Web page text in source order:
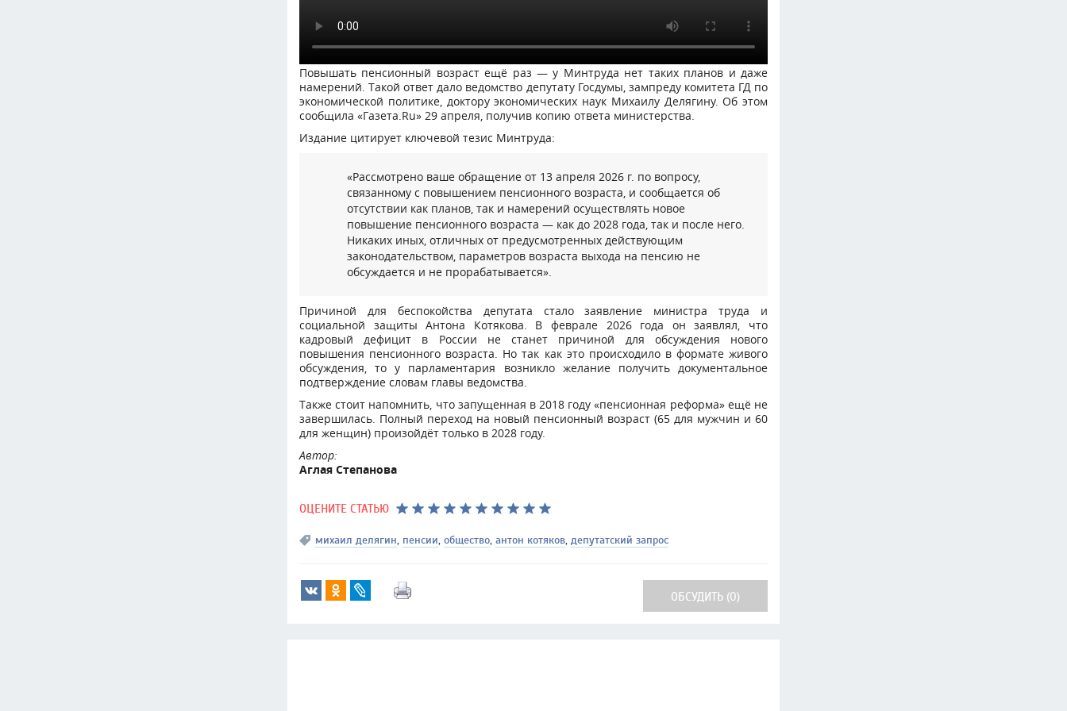
Повышать пенсионный возраст ещё раз — у Минтруда нет таких планов и даже
намерений. Такой ответ дало ведомство депутату Госдумы, зампреду комитета ГД по
экономической политике, доктору экономических наук Михаилу Делягину. Об этом
сообщила «Газета.Ru» 29 апреля, получив копию ответа министерства.
Издание цитирует ключевой тезис Минтруда:
«Рассмотрено ваше обращение от 13 апреля 2026 г. по вопросу,
связанному с повышением пенсионного возраста, и сообщается об
отсутствии как планов, так и намерений осуществлять новое
повышение пенсионного возраста — как до 2028 года, так и после него.
Никаких иных, отличных от предусмотренных действующим
законодательством, параметров возраста выхода на пенсию не
обсуждается и не прорабатывается».
Причиной для беспокойства депутата стало заявление министра труда и
социальной защиты Антона Котякова. В феврале 2026 года он заявлял, что
кадровый дефицит в России не станет причиной для обсуждения нового
повышения пенсионного возраста. Но так как это происходило в формате живого
обсуждения, то у парламентария возникло желание получить документальное
подтверждение словам главы ведомства.
Также стоит напомнить, что запущенная в 2018 году «пенсионная реформа» ещё не
завершилась. Полный переход на новый пенсионный возраст (65 для мужчин и 60
для женщин) произойдёт только в 2028 году.
Автор:
Аглая Степанова
ОЦЕНИТЕ СТАТЬЮ
михаил делягин, пенсии, общество, антон котяков, депутатский запрос
ОБСУДИТЬ (0)